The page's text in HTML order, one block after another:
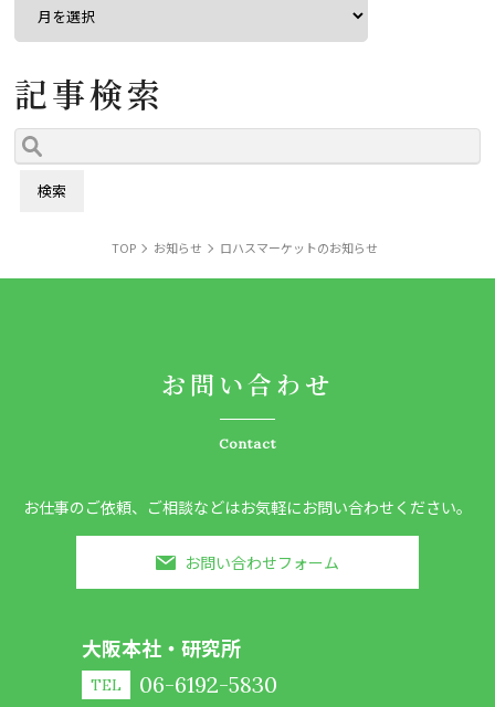
記事検索
TOP お知らせ ロハスマーケットのお知らせ
お問い合わせ
Contact
お仕事のご依頼、ご相談などはお気軽にお問い合わせください。
お問い合わせフォーム
大阪本社・研究所
TEL 06-6192-5830